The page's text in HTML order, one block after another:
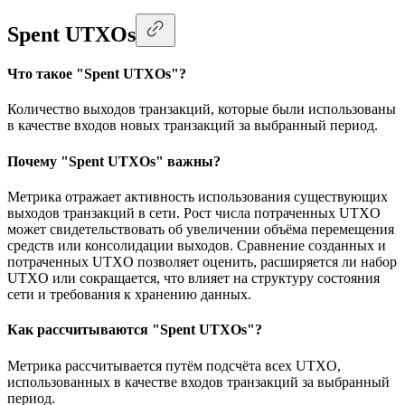
Spent UTXOs
Что такое "Spent UTXOs"?
Количество выходов транзакций, которые были использованы
в качестве входов новых транзакций за выбранный период.
Почему "Spent UTXOs" важны?
Метрика отражает активность использования существующих
выходов транзакций в сети. Рост числа потраченных UTXO
может свидетельствовать об увеличении объёма перемещения
средств или консолидации выходов. Сравнение созданных и
потраченных UTXO позволяет оценить, расширяется ли набор
UTXO или сокращается, что влияет на структуру состояния
сети и требования к хранению данных.
Как рассчитываются "Spent UTXOs"?
Метрика рассчитывается путём подсчёта всех UTXO,
использованных в качестве входов транзакций за выбранный
период.